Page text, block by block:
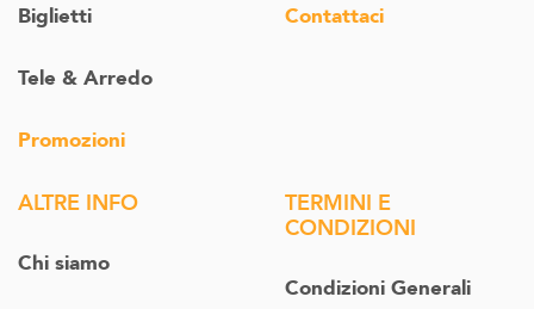
Biglietti
Tele & Arredo
Promozioni
Contattaci
ALTRE INFO
Chi siamo
TERMINI E
CONDIZIONI
Condizioni Generali